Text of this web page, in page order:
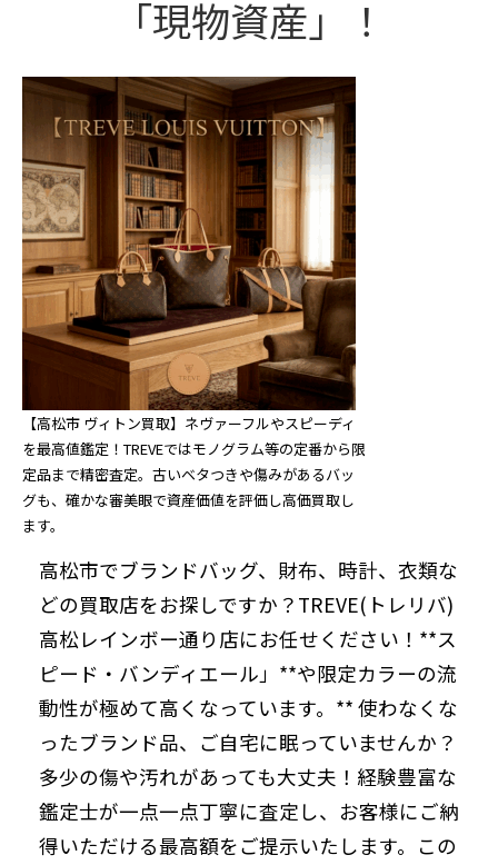
「現物資産」！
【高松市 ヴィトン買取】ネヴァーフルやスピーディ
を最高値鑑定！TREVEではモノグラム等の定番から限
定品まで精密査定。古いベタつきや傷みがあるバッ
グも、確かな審美眼で資産価値を評価し高価買取し
ます。
高松市でブランドバッグ、財布、時計、衣類な
どの買取店をお探しですか？TREVE(トレリバ)
高松レインボー通り店にお任せください！**ス
ピード・バンディエール」**や限定カラーの流
動性が極めて高くなっています。** 使わなくな
ったブランド品、ご自宅に眠っていませんか？
多少の傷や汚れがあっても大丈夫！経験豊富な
鑑定士が一点一点丁寧に査定し、お客様にご納
得いただける最高額をご提示いたします。この